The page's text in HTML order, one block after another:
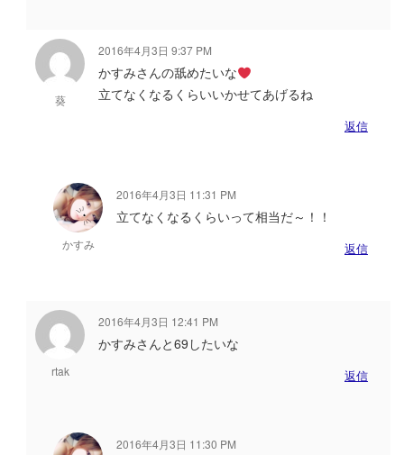
葵
2016年4月3日 9:37 PM
かすみさんの舐めたいな
立てなくなるくらいいかせてあげるね
返信
かすみ
2016年4月3日 11:31 PM
立てなくなるくらいって相当だ～！！
返信
rtak
2016年4月3日 12:41 PM
かすみさんと69したいな
返信
2016年4月3日 11:30 PM